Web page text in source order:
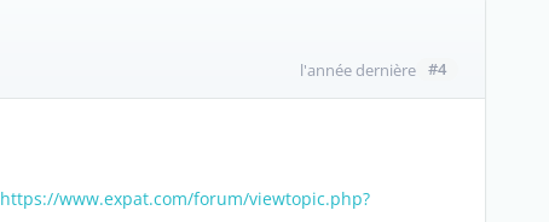
l'année dernière #4
https://www.expat.com/forum/viewtopic.php?